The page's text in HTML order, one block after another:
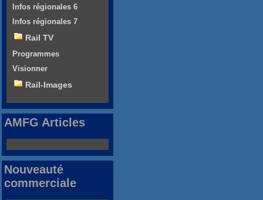
Infos régionales 6
Infos régionales 7
Rail TV
Programmes
Visionner
Rail-Images
AMFG Articles
Nouveauté
commerciale